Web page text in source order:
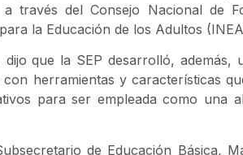
a través del Consejo Nacional de
la Educación de los Adultos
dijo que la SEP desarrolló, además,
con herramientas y características
para ser empleada como una
de Educación Básica,